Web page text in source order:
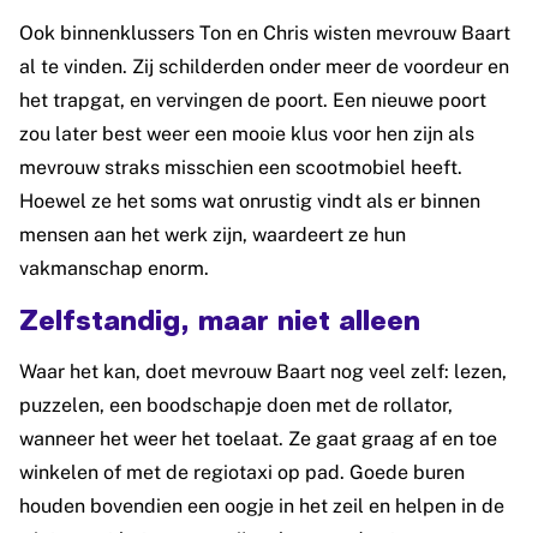
Ook binnenklussers Ton en Chris wisten mevrouw Baart
al te vinden. Zij schilderden onder meer de voordeur en
het trapgat, en vervingen de poort. Een nieuwe poort
zou later best weer een mooie klus voor hen zijn als
mevrouw straks misschien een scootmobiel heeft.
Hoewel ze het soms wat onrustig vindt als er binnen
mensen aan het werk zijn, waardeert ze hun
vakmanschap enorm.
Zelfstandig, maar niet alleen
Waar het kan, doet mevrouw Baart nog veel zelf: lezen,
puzzelen, een boodschapje doen met de rollator,
wanneer het weer het toelaat. Ze gaat graag af en toe
winkelen of met de regiotaxi op pad. Goede buren
houden bovendien een oogje in het zeil en helpen in de